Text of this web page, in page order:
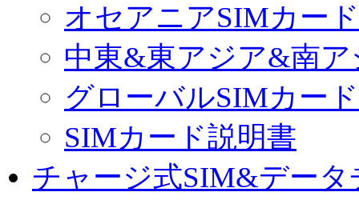
オセアニアSIMカード
中東&東アジア&南
グローバルSIMカード
SIMカード説明書
チャージ式SIM&デー